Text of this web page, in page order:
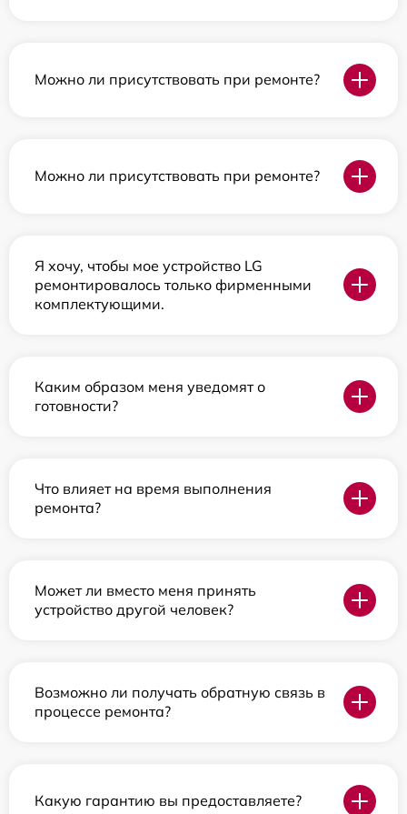
Можно ли присутствовать при ремонте?
Можно ли присутствовать при ремонте?
Я хочу, чтобы мое устройство LG
ремонтировалось только фирменными
комплектующими.
Каким образом меня уведомят о
готовности?
Что влияет на время выполнения
ремонта?
Может ли вместо меня принять
устройство другой человек?
Возможно ли получать обратную связь в
процессе ремонта?
Какую гарантию вы предоставляете?